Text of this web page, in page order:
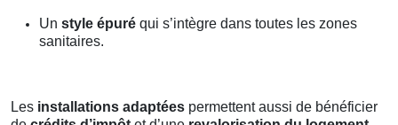
Un style épuré qui s’intègre dans toutes les zones
sanitaires.
Les installations adaptées permettent aussi de bénéficier